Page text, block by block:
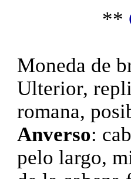
**
Moneda de
Ulterior,
romana,
Anverso:
pelo largo,